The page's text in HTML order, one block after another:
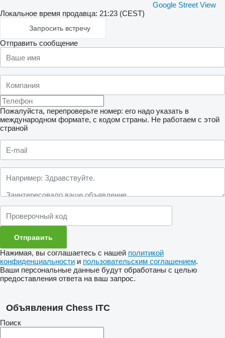
Google Street View
Локальное время продавца: 21:23 (CEST)
Запросить встречу
Отправить сообщение
Пожалуйста, перепроверьте номер: его надо указать в
международном формате, с кодом страны. Не работаем с этой
страной
Нажимая, вы соглашаетесь с нашей политикой
конфиденциальности и пользовательским соглашением.
Ваши персональные данные будут обработаны с целью
предоставления ответа на ваш запрос.
Объявления Chess ITC
Поиск